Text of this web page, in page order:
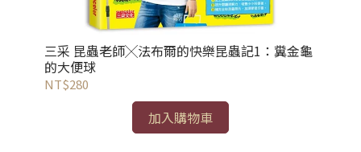
三采 昆蟲老師╳法布爾的快樂昆蟲記1：糞金龜
的大便球
NT$280
加入購物車